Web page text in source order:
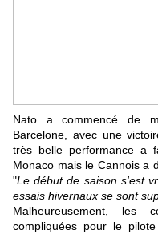
Nato a commencé de
Barcelone, avec une
très belle performance a
Monaco mais le Cannois a
"Le début de saison s'est
essais hivernaux se sont
Malheureusement, les
compliquées pour le